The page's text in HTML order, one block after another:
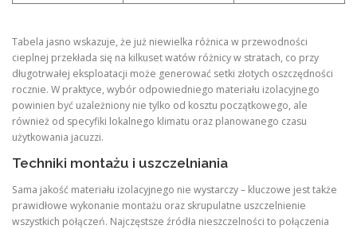
Tabela jasno wskazuje, że już niewielka różnica w przewodności
cieplnej przekłada się na kilkuset watów różnicy w stratach, co przy
długotrwałej eksploatacji może generować setki złotych oszczędności
rocznie. W praktyce, wybór odpowiedniego materiału izolacyjnego
powinien być uzależniony nie tylko od kosztu początkowego, ale
również od specyfiki lokalnego klimatu oraz planowanego czasu
użytkowania jacuzzi.
Techniki montażu i uszczelniania
Sama jakość materiału izolacyjnego nie wystarczy – kluczowe jest także
prawidłowe wykonanie montażu oraz skrupulatne uszczelnienie
wszystkich połączeń. Najczęstsze źródła nieszczelności to połączenia